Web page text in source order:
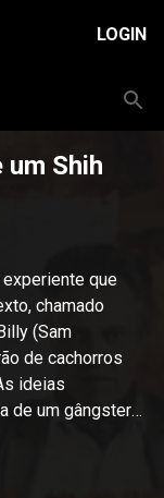
LOGIN
Shih
que
chamado
(Sam
de cachorros
ideias
de um gângster
que não
pessoa que